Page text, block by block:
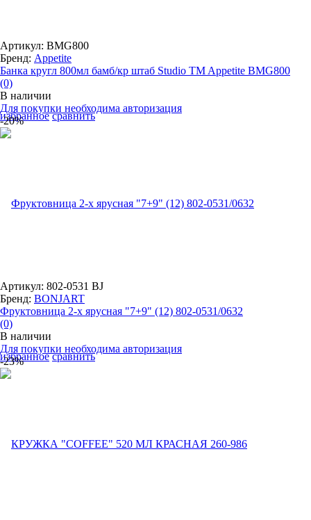
избранное сравнить
Артикул: BMG800
Бренд: Appetite
Банка кругл 800мл бамб/кр штаб Studio TM Appetite BMG800
(0)
В наличии
Для покупки необходима авторизация
-20%
избранное сравнить
Артикул: 802-0531 BJ
Бренд: BONJART
Фруктовница 2-х ярусная "7+9" (12) 802-0531/0632
(0)
В наличии
Для покупки необходима авторизация
-23%